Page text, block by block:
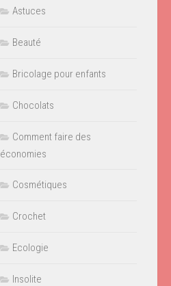
Astuces
Beauté
Bricolage pour enfants
Chocolats
Comment faire des
économies
Cosmétiques
Crochet
Ecologie
Insolite